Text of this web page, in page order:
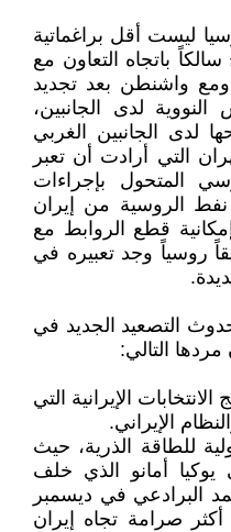
ليست أقل براغماتية
باتجاه التعاون مع
واشنطن بعد تجديد
لدى الجانبين،
لدى الجانبين الغربي
التي أرادت أن تعبر
المتحول بإجراءات
الروسية من إيران
قطع الروابط مع
روسياً وجد تعبيره في
التصعيد الجديد في
مردها التالي:
الإيرانية التي
الإيراني.
للطاقة الذرية، حيث
يوكيا أمانو الذي خلف
البرادعي في ديسمبر
صرامة تجاه إيران